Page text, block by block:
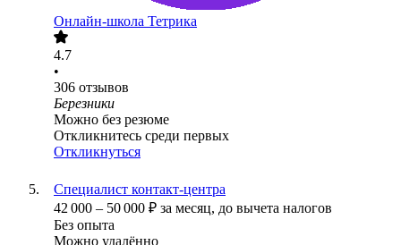
Онлайн-школа Тетрика
4.7
•
306 отзывов
Березники
Можно без резюме
Откликнитесь среди первых
Откликнуться
Специалист контакт-центра
42 000 – 50 000 ₽ за месяц, до вычета налогов
Без опыта
Можно удалённо